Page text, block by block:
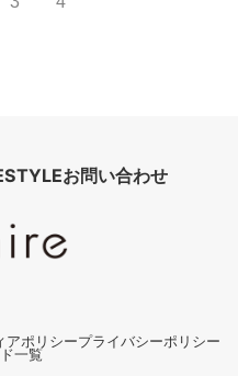
お問い合わせ
アポリシープライバシーポリシー
一覧